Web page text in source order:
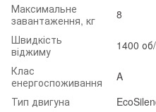
Максимальне
завантаження, кг
8
Швидкість
віджиму
1400
Клас
енергоспоживання
A
Тип двигуна